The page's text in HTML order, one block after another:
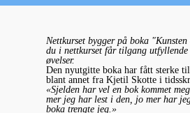
Nettkurset bygger på boka
du i nettkurset får tilgang utfyllende
øvelser.
Den nyutgitte boka har fått sterke
blant annet fra Kjetil Skotte i
«Sjelden har vel en bok kommet
mer jeg har lest i den, jo mer har
boka trengte jeg.»